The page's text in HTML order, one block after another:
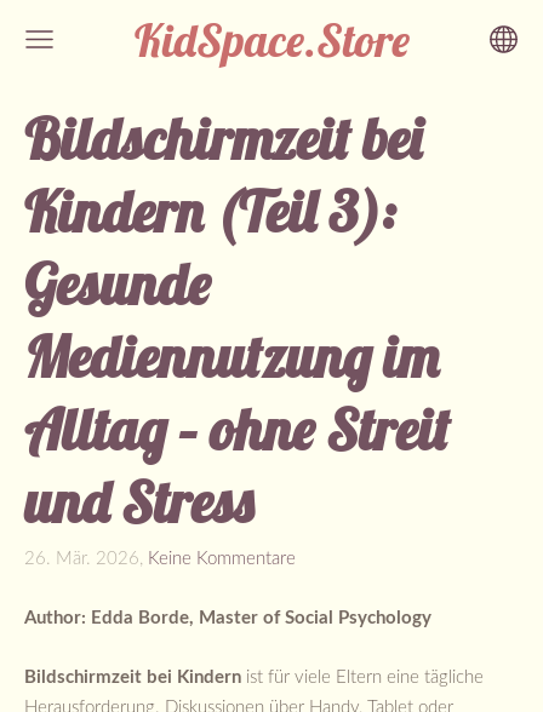
KidSpace.Store
Bildschirmzeit bei
Kindern (Teil 3):
Gesunde
Mediennutzung im
Alltag – ohne Streit
und Stress
26. Mär. 2026, Keine Kommentare
Author: Edda Borde, Master of Social Psychology
Bildschirmzeit bei Kindern ist für viele Eltern eine tägliche
Herausforderung. Diskussionen über Handy, Tablet oder